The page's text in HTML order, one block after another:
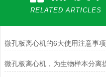
RELATED ARTICLES
微孔板离心机的6大使用注意事项